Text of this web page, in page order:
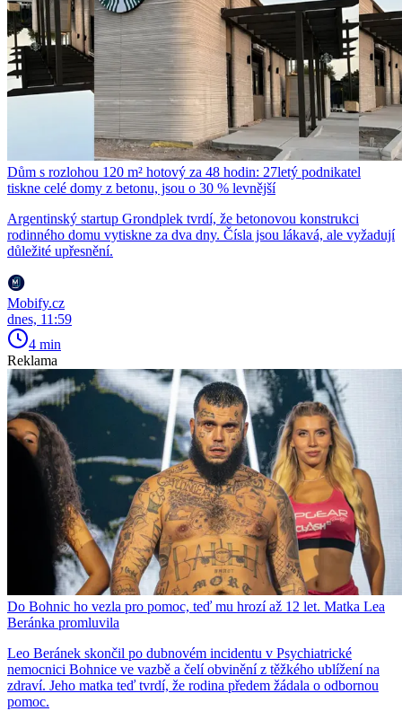
Dům s rozlohou 120 m² hotový za 48 hodin: 27letý podnikatel
tiskne celé domy z betonu, jsou o 30 % levnější
Argentinský startup Grondplek tvrdí, že betonovou konstrukci
rodinného domu vytiskne za dva dny. Čísla jsou lákavá, ale vyžadují
důležité upřesnění.
Mobify.cz
dnes, 11:59
4 min
Reklama
Do Bohnic ho vezla pro pomoc, teď mu hrozí až 12 let. Matka Lea
Beránka promluvila
Leo Beránek skončil po dubnovém incidentu v Psychiatrické
nemocnici Bohnice ve vazbě a čelí obvinění z těžkého ublížení na
zdraví. Jeho matka teď tvrdí, že rodina předem žádala o odbornou
pomoc.